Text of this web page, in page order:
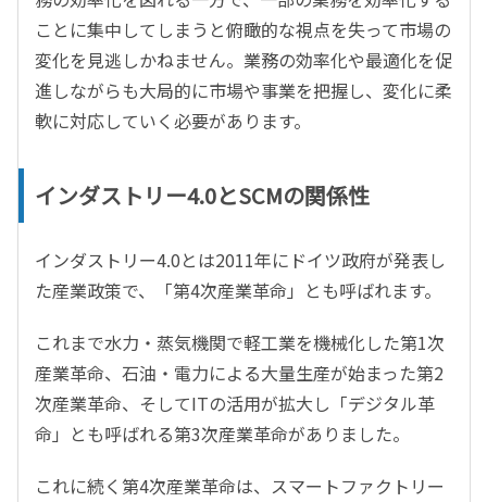
ことに集中してしまうと俯瞰的な視点を失って市場の
変化を見逃しかねません。業務の効率化や最適化を促
進しながらも大局的に市場や事業を把握し、変化に柔
軟に対応していく必要があります。
インダストリー4.0とSCMの関係性
インダストリー4.0とは2011年にドイツ政府が発表し
た産業政策で、「第4次産業革命」とも呼ばれます。
これまで水力・蒸気機関で軽工業を機械化した第1次
産業革命、石油・電力による大量生産が始まった第2
次産業革命、そしてITの活用が拡大し「デジタル革
命」とも呼ばれる第3次産業革命がありました。
これに続く第4次産業革命は、スマートファクトリー